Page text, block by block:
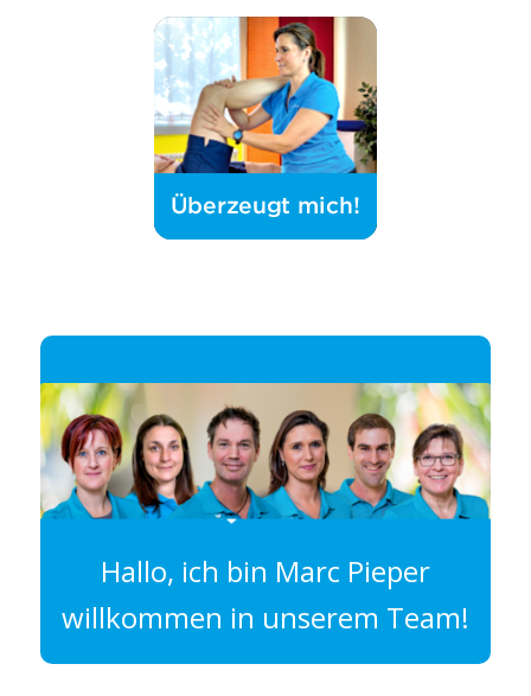
Hallo, ich bin Marc Pieper
will­kom­men in unse­rem Team!